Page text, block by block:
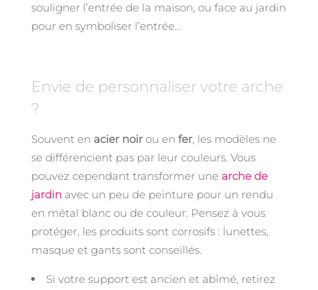
souligner l’entrée de la maison, ou face au jardin
pour en symboliser l’entrée…
Envie de personnaliser votre arche
?
Souvent en acier noir ou en fer, les modèles ne
se différencient pas par leur couleurs. Vous
pouvez cependant transformer une arche de
jardin avec un peu de peinture pour un rendu
en métal blanc ou de couleur. Pensez à vous
protéger, les produits sont corrosifs : lunettes,
masque et gants sont conseillés.
Si votre support est ancien et abîmé, retirez